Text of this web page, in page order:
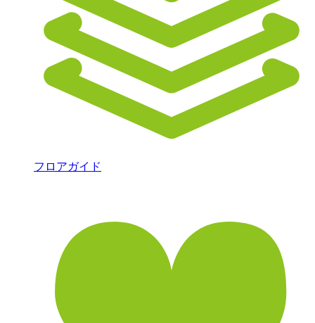
フロアガイド